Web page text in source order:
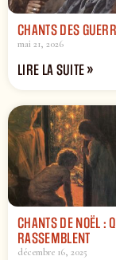
CHANTS DES
mai 21, 2026
LIRE LA SUITE »
CHANTS DE NOËL :
RASSEMBLENT
décembre 16, 2025